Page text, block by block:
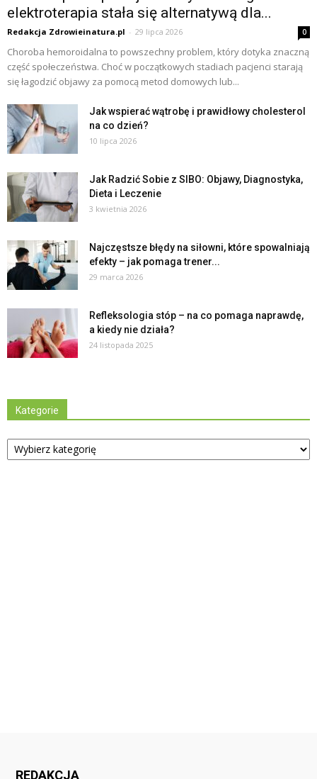
elektroterapia stała się alternatywą dla...
Redakcja Zdrowieinatura.pl - 29 lipca 2026 0
Choroba hemoroidalna to powszechny problem, który dotyka znaczną
część społeczeństwa. Choć w początkowych stadiach pacjenci starają
się łagodzić objawy za pomocą metod domowych lub...
Jak wspierać wątrobę i prawidłowy cholesterol
na co dzień?
10 lipca 2026
Jak Radzić Sobie z SIBO: Objawy, Diagnostyka,
Dieta i Leczenie
3 kwietnia 2026
Najczęstsze błędy na siłowni, które spowalniają
efekty – jak pomaga trener...
29 marca 2026
Refleksologia stóp – na co pomaga naprawdę,
a kiedy nie działa?
24 listopada 2025
Kategorie
Kategorie
REDAKCJA